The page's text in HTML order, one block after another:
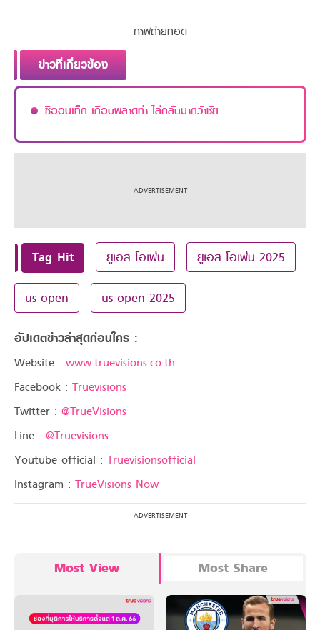
ภาพถ่ายทอด
ข่าวที่เกี่ยวข้อง
ซิออนเท็ค เกือบพลาดท่า ไล่กลับมาคว้าชัย
Tag Hit ยูเอส โอเพ่น ยูเอส โอเพ่น 2025
us open us open 2025
อัปเดตข่าวล่าสุดก่อนใคร :
Website : www.truevisions.co.th
Facebook : Truevisions
Twitter : @TrueVisions
Line : @Truevisions
Youtube official : Truevisionsofficial
Instagram : TrueVisions Now
Most View Most Share